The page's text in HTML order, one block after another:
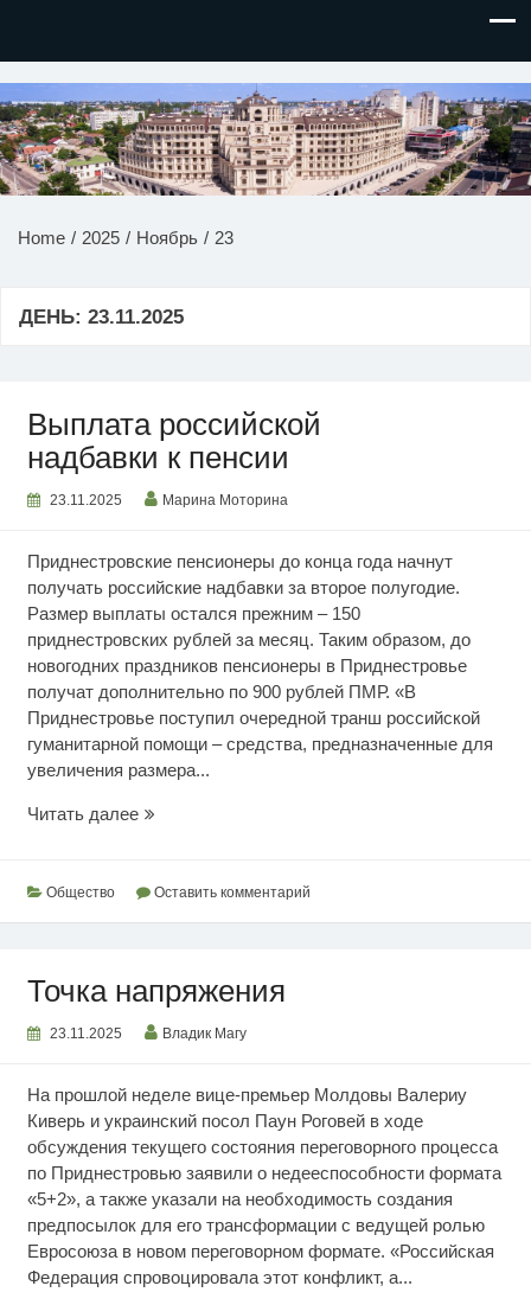
НОВОСТИ ПРИДНЕСТРОВЬЯ
Home 2025 Ноябрь 23
ДЕНЬ: 23.11.2025
Выплата российской
надбавки к пенсии
23.11.2025 Марина Моторина
Приднестровские пенсионеры до конца года начнут
получать российские надбавки за второе полугодие.
Размер выплаты остался прежним – 150
приднестровских рублей за месяц. Таким образом, до
новогодних праздников пенсионеры в Приднестровье
получат дополнительно по 900 рублей ПМР. «В
Приднестровье поступил очередной транш российской
гуманитарной помощи – средства, предназначенные для
увеличения размера...
Читать далееВыплата
к
Общество Оставить комментарий
Точка напряжения
23.11.2025 Владик Магу
На прошлой неделе вице-премьер Молдовы Валериу
Киверь и украинский посол Паун Роговей в ходе
обсуждения текущего состояния переговорного процесса
по Приднестровью заявили о недееспособности формата
«5+2», а также указали на необходимость создания
предпосылок для его трансформации с ведущей ролью
Евросоюза в новом переговорном формате. «Российская
Федерация спровоцировала этот конфликт, а...